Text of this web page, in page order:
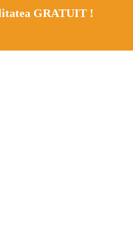
GRATUIT !